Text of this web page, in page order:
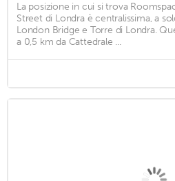
La posizione in cui si trova
Street di Londra è centralissima, a
London Bridge e Torre di Londra.
a 0,5 km da Cattedrale ...